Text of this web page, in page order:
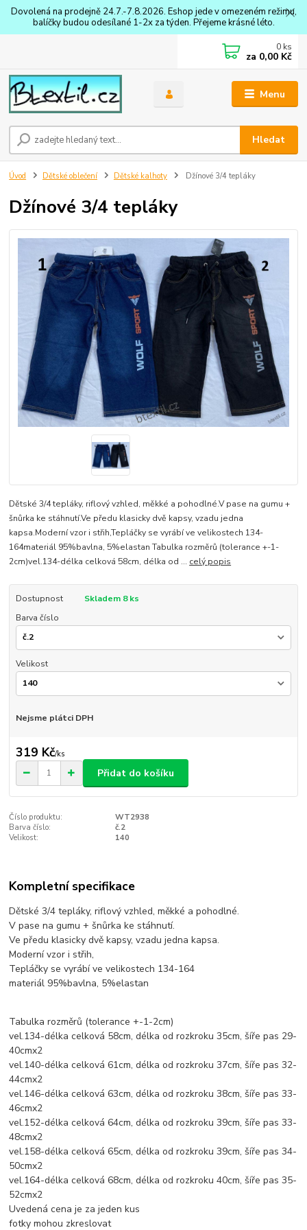
Dovolená na prodejně 24.7.-7.8.2026. Eshop jede v omezeném režimu,
balíčky budou odesílané 1-2x za týden. Přejeme krásné léto.
Menu
Hledat
0 ks
za 0,00 Kč
Úvod Dětské oblečení Dětské kalhoty Džínové 3/4 tepláky
Džínové 3/4 tepláky
Dětské 3/4 tepláky, riflový vzhled, měkké a pohodlné.V pase na gumu +
šnůrka ke stáhnutí.Ve předu klasicky dvě kapsy, vzadu jedna
kapsa.Moderní vzor i střih,Tepláčky se vyrábí ve velikostech 134-
164materiál 95%bavlna, 5%elastan Tabulka rozměrů (tolerance +-1-
2cm)vel.134-délka celková 58cm, délka od ... celý popis
Dostupnost
Skladem 8 ks
Barva číslo
Velikost
Nejsme plátci DPH
319 Kč/ks
Přidat do košíku
Číslo produktu:
WT2938
Barva číslo:
č.2
Velikost:
140
Kompletní specifikace
Dětské 3/4 tepláky, riflový vzhled, měkké a pohodlné.
V pase na gumu + šnůrka ke stáhnutí.
Ve předu klasicky dvě kapsy, vzadu jedna kapsa.
Moderní vzor i střih,
Tepláčky se vyrábí ve velikostech 134-164
materiál 95%bavlna, 5%elastan
Tabulka rozměrů (tolerance +-1-2cm)
vel.134-délka celková 58cm, délka od rozkroku 35cm, šíře pas 29-
40cmx2
vel.140-délka celková 61cm, délka od rozkroku 37cm, šíře pas 32-
44cmx2
vel.146-délka celková 63cm, délka od rozkroku 38cm, šíře pas 33-
46cmx2
vel.152-délka celková 64cm, délka od rozkroku 39cm, šíře pas 33-
48cmx2
vel.158-délka celková 65cm, délka od rozkroku 39cm, šíře pas 34-
50cmx2
vel.164-délka celková 68cm, délka od rozkroku 40cm, šíře pas 35-
52cmx2
Uvedená cena je za jeden kus
fotky mohou zkreslovat